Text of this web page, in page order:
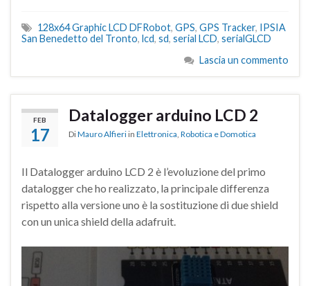
128x64 Graphic LCD DFRobot, GPS, GPS Tracker, IPSIA
San Benedetto del Tronto, lcd, sd, serial LCD, serialGLCD
Lascia un commento
FEB
17
Datalogger arduino LCD 2
DiMauro Alfieri in Elettronica Robotica e Domotica
Il Datalogger arduino LCD 2 è l’evoluzione del primo
datalogger che ho realizzato, la principale differenza
rispetto alla versione uno è la sostituzione di due shield
con un unica shield della adafruit.